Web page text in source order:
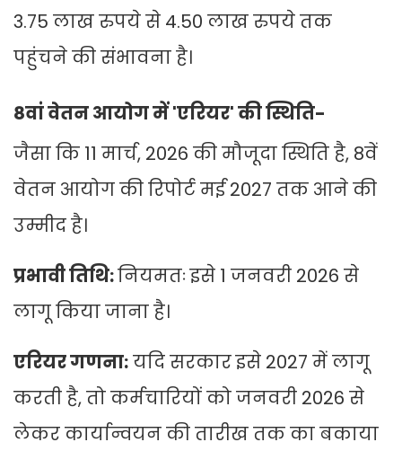
3.75 लाख रुपये से 4.50 लाख रुपये तक
पहुंचने की संभावना है।
8वां वेतन आयोग में 'एरियर' की स्थिति-
जैसा कि 11 मार्च, 2026 की मौजूदा स्थिति है, 8वें
वेतन आयोग की रिपोर्ट मई 2027 तक आने की
उम्मीद है।
प्रभावी तिथि:नियमतः इसे 1 जनवरी 2026 से
लागू किया जाना है।
एरियर गणना:यदि सरकार इसे 2027 में लागू
करती है, तो कर्मचारियों को जनवरी 2026 से
लेकर कार्यान्वयन की तारीख तक का बकाया